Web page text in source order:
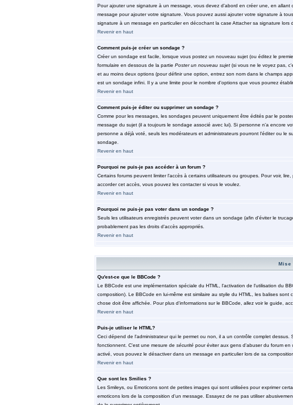
Pour ajouter une signature à un message, vous devez d'abord en créer une, en
message pour ajouter votre signature. Vous pouvez aussi ajouter votre signature à
signature à un message en particulier en décochant la case Attacher sa signature lors
Revenir en haut
Comment puis-je créer un sondage ?
Créer un sondage est facile, lorsque vous postez un nouveau sujet (ou éditez le
formulaire en dessous de la partie Poster un nouveau sujet(si vous ne le voyez pas,
et au moins deux options (pour définir une option, entrez son nom dans le champs
est un sondage infini. Il y a une limite pour le nombre d'options que vous pourrez
Revenir en haut
Comment puis-je éditer ou supprimer un sondage ?
Comme pour les messages, les sondages peuvent uniquement être édités par le
message du sujet (il a toujours le sondage associé avec lui). Si personne n'a encore
personne a déjà voté, seuls les modérateurs et administrateurs pourront l'éditer ou le
sondage.
Revenir en haut
Pourquoi ne puis-je pas accéder à un forum ?
Certains forums peuvent limiter l'accès à certains utilisateurs ou groupes. Pour voir,
accorder cet accès, vous pouvez les contacter si vous le voulez.
Revenir en haut
Pourquoi ne puis-je pas voter dans un sondage ?
Seuls les utilisateurs enregistrés peuvent voter dans un sondage (afin d'éviter le
probablement pas les droits d'accès appropriés.
Revenir en haut
Mise
Qu'est-ce que le BBCode ?
Le BBCode est une implémentation spéciale du HTML, l'activation de l'utilisation du
composition). Le BBCode en lui-même est similaire au styile du HTML, les balises
chose doit être affichée. Pour plus d'informations sur le BBCode, allez voir le guide,
Revenir en haut
Puis-je utiliser le HTML?
Ceci dépend de l'administrateur qui le permet ou non, il a un contrôle complet
fonctionnent. C'est une mesure de sécuritépour éviter aux gens d'abuser du forum en
activé, vous pouvez le désactiver dans un message en particulier lors de sa
Revenir en haut
Que sont les Smilies ?
Les Smileys, ou Emoticons sont de petites images qui sont utilisées pour exprimer
emoticons lors de la composition d'un message. Essayez de ne pas utiliser